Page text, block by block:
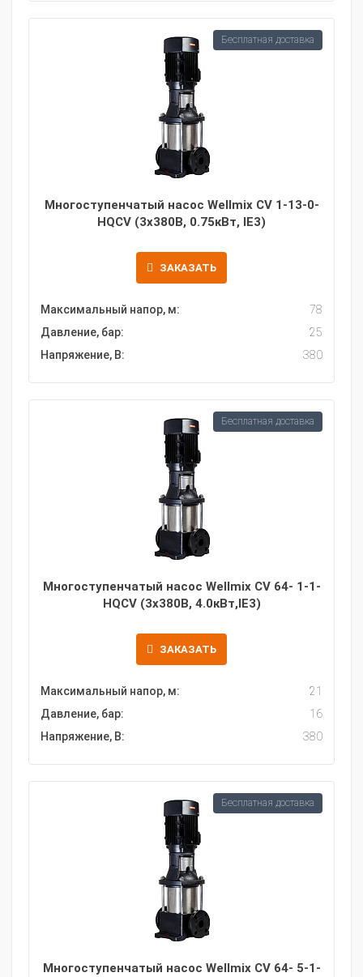
Многоступенчатый насос Wellmix CV 1-13-0-
HQCV (3х380В, 0.75кВт, IE3)
ЗАКАЗАТЬ
Максимальный напор, м:
78
Давление, бар:
25
Напряжение, В:
380
Бесплатная доставка
Многоступенчатый насос Wellmix CV 64- 1-1-
HQCV (3х380В, 4.0кВт,IE3)
ЗАКАЗАТЬ
Максимальный напор, м:
21
Давление, бар:
16
Напряжение, В:
380
Бесплатная доставка
Многоступенчатый насос Wellmix CV 64- 5-1-
Бесплатная доставка